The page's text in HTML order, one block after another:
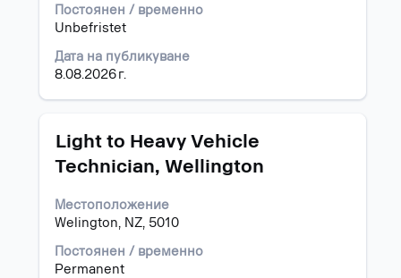
Постоянен / временно
Unbefristet
Дата на публикуване
8.08.2026 г.
за
да
пълното
съдържание
на
за
задание.
Позиция
Light to Heavy Vehicle
Technician, Wellington
Местоположение
Welington, NZ, 5010
Постоянен / временно
Permanent
Изберете
бутона
интервал,
за
да
прегледате